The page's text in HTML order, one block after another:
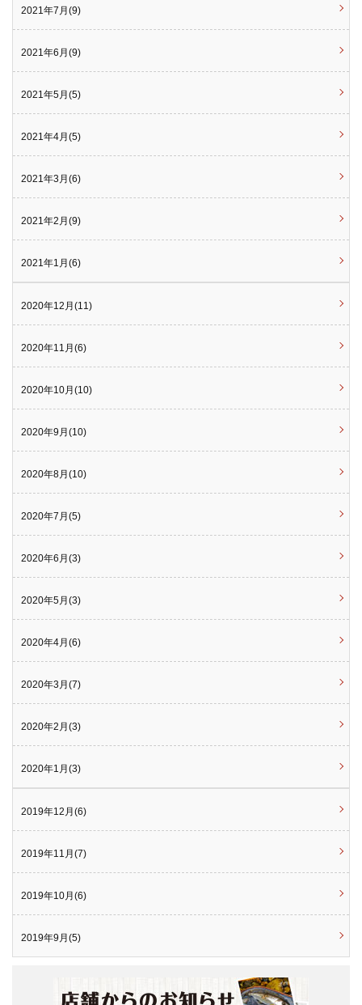
2021年7月(9)
2021年6月(9)
2021年5月(5)
2021年4月(5)
2021年3月(6)
2021年2月(9)
2021年1月(6)
2020年12月(11)
2020年11月(6)
2020年10月(10)
2020年9月(10)
2020年8月(10)
2020年7月(5)
2020年6月(3)
2020年5月(3)
2020年4月(6)
2020年3月(7)
2020年2月(3)
2020年1月(3)
2019年12月(6)
2019年11月(7)
2019年10月(6)
2019年9月(5)